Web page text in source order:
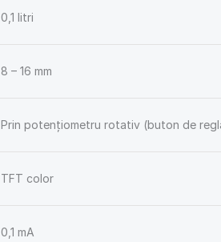
0,1 litri
8 – 16 mm
Prin potențiometru rotativ (buton de
TFT color
0,1 mA